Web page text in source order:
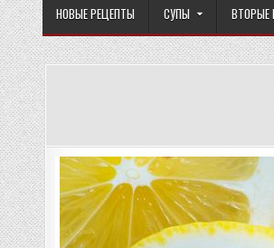
НОВЫЕ РЕЦЕПТЫ СУПЫ